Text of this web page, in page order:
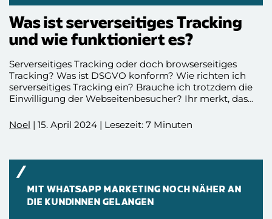
Was ist serverseitiges Tracking
und wie funktioniert es?
Serverseitiges Tracking oder doch browserseitiges
Tracking? Was ist DSGVO konform? Wie richten ich
serverseitiges Tracking ein? Brauche ich trotzdem die
Einwilligung der Webseitenbesucher? Ihr merkt, das
können viele Fragen aufkommen! Wir richten seit
Jahren für unsere KundInnen serverseitiges Tracking
Tracking und Co.
Noel | 15. April 2024 | Lesezeit: 7 Minuten
MIT WHATSAPP MARKETING NOCH NÄHER AN
DIE KUNDINNEN GELANGEN